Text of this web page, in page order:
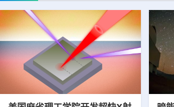
持续缩小城乡核医疗资源差距。同
时，以...
核磁共
完...